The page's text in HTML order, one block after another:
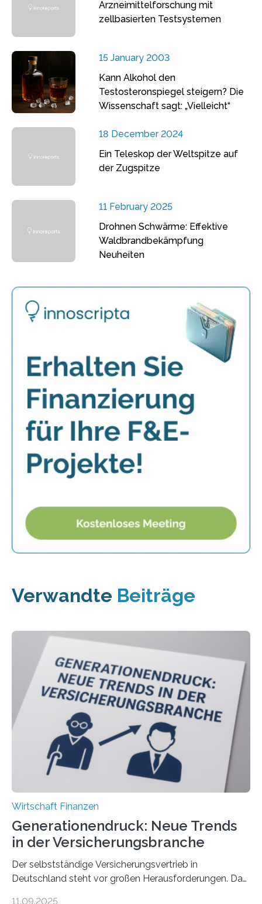
Arzneimittelforschung mit
zellbasierten Testsystemen
15 January 2003
Kann Alkohol den
Testosteronspiegel steigern? Die
Wissenschaft sagt: „Vielleicht“
18 December 2024
Ein Teleskop der Weltspitze auf
der Zugspitze
11 February 2025
Drohnen Schwärme: Effektive
Waldbrandbekämpfung
Neuheiten
Verwandte Beiträge
Wirtschaft Finanzen
Generationendruck: Neue Trends
in der Versicherungsbranche
Der selbstständige Versicherungsvertrieb in
Deutschland steht vor großen Herausforderungen. Das
11.09.2025